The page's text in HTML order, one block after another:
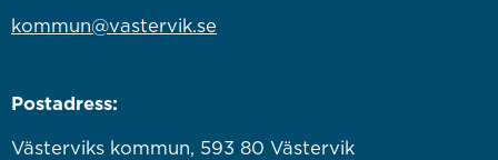
kommun@vastervik.se
Postadress:
Västerviks kommun, 593 80 Västervik